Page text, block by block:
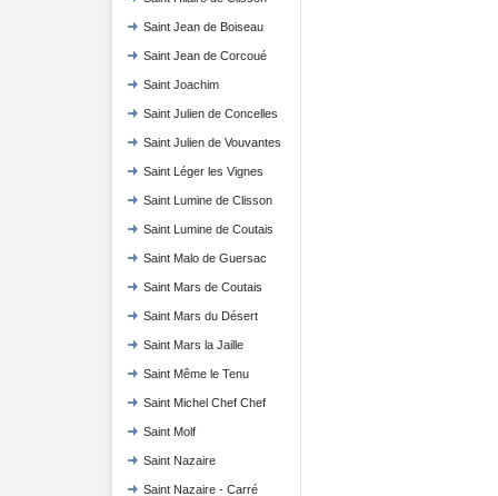
Saint Jean de Boiseau
Saint Jean de Corcoué
Saint Joachim
Saint Julien de Concelles
Saint Julien de Vouvantes
Saint Léger les Vignes
Saint Lumine de Clisson
Saint Lumine de Coutais
Saint Malo de Guersac
Saint Mars de Coutais
Saint Mars du Désert
Saint Mars la Jaille
Saint Même le Tenu
Saint Michel Chef Chef
Saint Molf
Saint Nazaire
Saint Nazaire - Carré